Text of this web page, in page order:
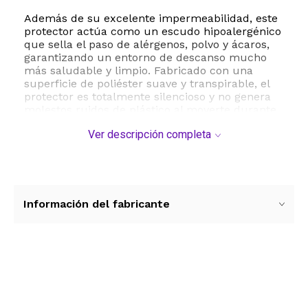
Además de su excelente impermeabilidad, este
protector actúa como un escudo hipoalergénico
que sella el paso de alérgenos, polvo y ácaros,
garantizando un entorno de descanso mucho
más saludable y limpio. Fabricado con una
superficie de poliéster suave y transpirable, el
protector es totalmente silencioso y no genera
original de tu colchón.
necesidad de realizar grandes esfuerzos. Para
Ver descripción completa
Información del fabricante